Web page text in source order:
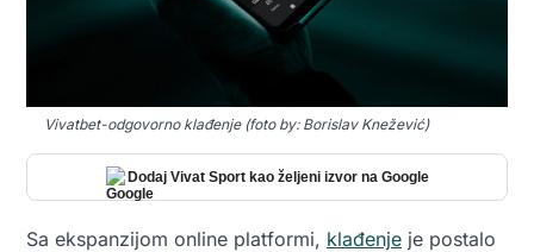
Vivatbet-odgovorno klađenje (foto by: Borislav Knežević)
Dodaj Vivat Sport kao željeni izvor na Google
Sa ekspanzijom online platformi, klađenje je postalo